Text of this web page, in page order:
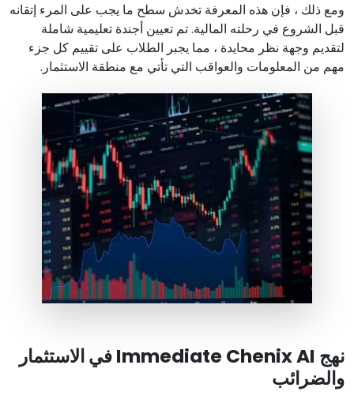
ومع ذلك ، فإن هذه المعرفة تخدش سطح ما يجب على المرء إتقانه
قبل الشروع في رحلته المالية. تم تعيين أجندة تعليمية شاملة
لتقديم وجهة نظر محايدة ، مما يجبر الطلاب على تقييم كل جزء
مهم من المعلومات والعواقب التي تأتي مع منطقة الاستثمار.
نهج Immediate Chenix AI في الاستثمار
والضرائب